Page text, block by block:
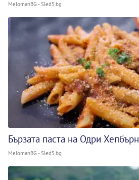
MelomanBG - Sled5.bg
Бързата паста на Одри Хепбърн
MelomanBG - Sled5.bg